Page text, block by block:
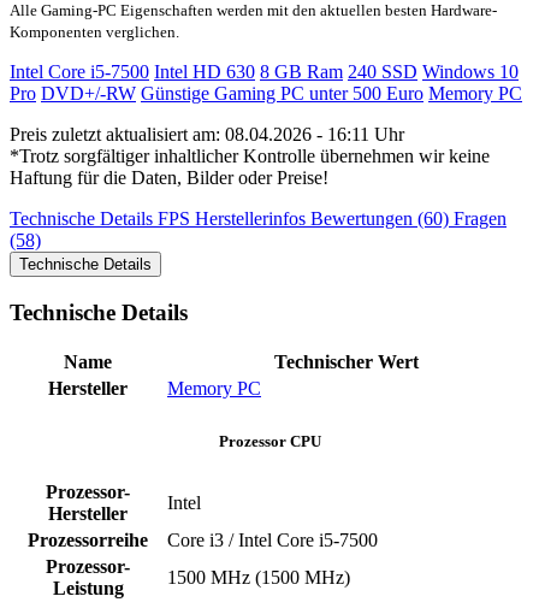
Alle Gaming-PC Eigenschaften werden mit den aktuellen besten Hardware-
Komponenten verglichen.
Intel Core i5-7500 Intel HD 630 8 GB Ram 240 SSD Windows 10
Pro DVD+/-RW Günstige Gaming PC unter 500 Euro Memory PC
Preis zuletzt aktualisiert am: 08.04.2026 - 16:11 Uhr
*Trotz sorgfältiger inhaltlicher Kontrolle übernehmen wir keine
Haftung für die Daten, Bilder oder Preise!
Technische Details FPS Herstellerinfos Bewertungen (60) Fragen
(58)
Technische Details
Technische Details
Name
Technischer Wert
Hersteller
Memory PC
Prozessor CPU
Prozessor-
Hersteller
Intel
Prozessorreihe
Core i3 / Intel Core i5-7500
Prozessor-
Leistung
1500 MHz (1500 MHz)